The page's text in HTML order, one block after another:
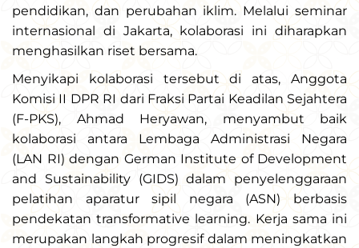
pendidikan, dan perubahan iklim. Melalui seminar
internasional di Jakarta, kolaborasi ini diharapkan
menghasilkan riset bersama.
Menyikapi kolaborasi tersebut di atas, Anggota
Komisi II DPR RI dari Fraksi Partai Keadilan Sejahtera
(F-PKS), Ahmad Heryawan, menyambut baik
kolaborasi antara Lembaga Administrasi Negara
(LAN RI) dengan German Institute of Development
and Sustainability (GIDS) dalam penyelenggaraan
pelatihan aparatur sipil negara (ASN) berbasis
pendekatan transformative learning. Kerja sama ini
merupakan langkah progresif dalam meningkatkan